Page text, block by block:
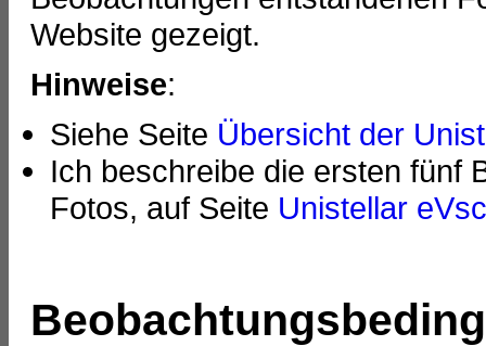
Website gezeigt.
Hinweise:
Siehe Seite Übersicht der
Ich beschreibe die ersten fünf
Fotos, auf Seite Unistellar